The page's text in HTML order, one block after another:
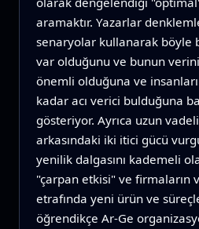
aramaktır. Yazarlar
senaryolar kullanarak böyle
var olduğunu ve bunun
önemli olduğuna ve
kadar acı verici bulduğuna
gösteriyor. Ayrıca uzun
arkasındaki iki itici gücü
yenilik dalgasını kademeli
"çarpan etkisi" ve firmaların
etrafında yeni ürün ve
öğrendikçe Ar-Ge